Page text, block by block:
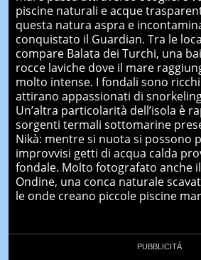
piscine naturali e acque
questa natura aspra e
conquistato il Guardian. Tra le
compare Balata dei Turchi, una
rocce laviche dove il mare
molto intense. I fondali sono
attirano appassionati di
Un’altra particolarità dell’isola è
sorgenti termali sottomarine
Nikà: mentre si nuota si possono
improvvisi getti di acqua calda
fondale. Molto fotografato anche
Ondine, una conca naturale
le onde creano piccole piscine